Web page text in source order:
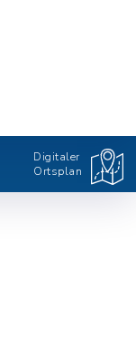
Digitaler
Ortsplan